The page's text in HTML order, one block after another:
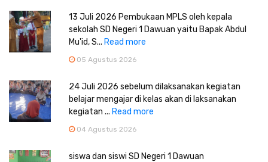
13 Juli 2026 Pembukaan MPLS oleh kepala
sekolah SD Negeri 1 Dawuan yaitu Bapak Abdul
Mu'id, S... Read more
05 Agustus 2026
24 Juli 2026 sebelum dilaksanakan kegiatan
belajar mengajar di kelas akan di laksanakan
kegiatan ... Read more
04 Agustus 2026
siswa dan siswi SD Negeri 1 Dawuan